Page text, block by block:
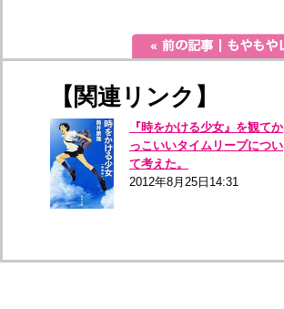
【関連リンク】
『時をかける少女』を観てか
っこいいタイムリープについ
て考えた。
2012年8月25日14:31